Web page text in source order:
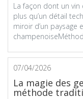
La façon dont un
plus qu’un détail
miroir d’un paysage
07/04/2026
La magie des
méthode